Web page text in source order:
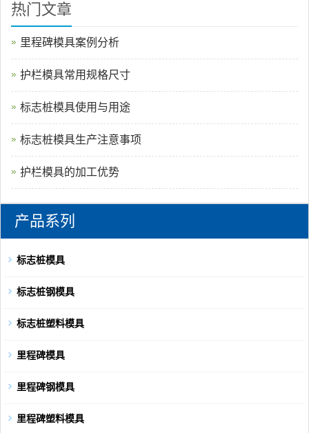
热门文章
里程碑模具案例分析
护栏模具常用规格尺寸
标志桩模具使用与用途
标志桩模具生产注意事项
护栏模具的加工优势
产品系列
标志桩模具
标志桩钢模具
标志桩塑料模具
里程碑模具
里程碑钢模具
里程碑塑料模具